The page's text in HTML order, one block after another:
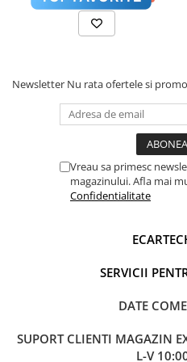
Aparate de lipit si capsat
Prelungitoare
Aeroterme
Dezumidificatoare
Boxe & Subwoofer Auto
Subwoofer Auto
Amplificatoare auto
timpul utilizării intense a
YouTube.
💾
Memorie: 4GB RAM /
Pasionații de muzică vor
) cu
Newsletter Nu rata ofertele si
Vreau sa primesc
magazinului. Afla mai
Confidentialitate
SERVICII
DATE
SUPORT CLIENTI MAGAZIN
L-V